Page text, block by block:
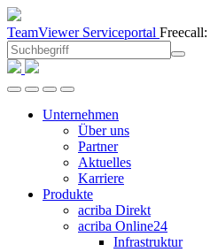
TeamViewer Serviceportal Freecall:
Unternehmen
Über uns
Partner
Aktuelles
Karriere
Produkte
acriba Direkt
acriba Online24
Infrastruktur